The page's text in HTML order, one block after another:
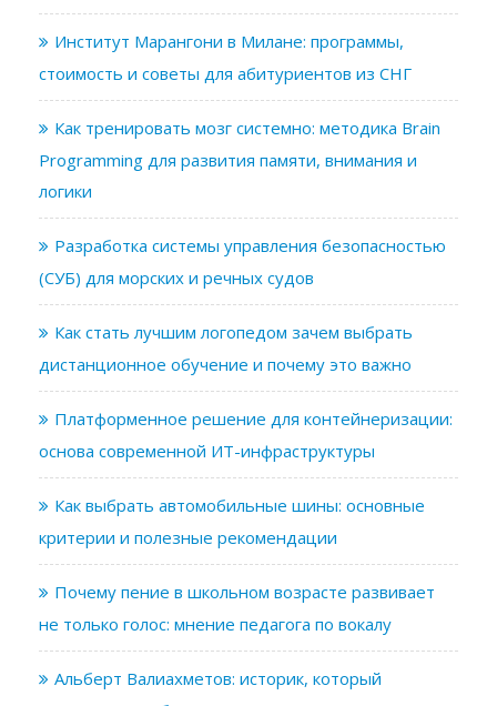
Институт Марангони в Милане: программы,
стоимость и советы для абитуриентов из СНГ
Как тренировать мозг системно: методика Brain
Programming для развития памяти, внимания и
логики
Разработка системы управления безопасностью
(СУБ) для морских и речных судов
Как стать лучшим логопедом зачем выбрать
дистанционное обучение и почему это важно
Платформенное решение для контейнеризации:
основа современной ИТ-инфраструктуры
Как выбрать автомобильные шины: основные
критерии и полезные рекомендации
Почему пение в школьном возрасте развивает
не только голос: мнение педагога по вокалу
Альберт Валиахметов: историк, который